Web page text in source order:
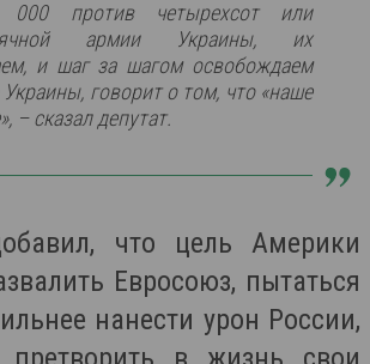
000 против четырехсот или
армии Украины, их
и шаг за шагом освобождаем
говорит о том, что «наше
– сказал депутат.
что цель Америки
Евросоюз, пытаться
нанести урон России,